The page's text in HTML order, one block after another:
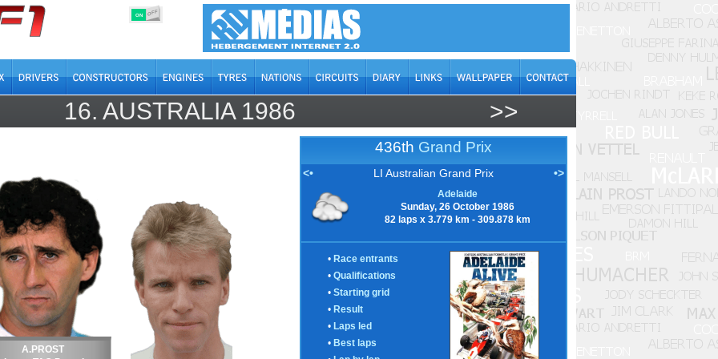
ON OFF
16. AUSTRALIA 1986 >>
A.PROST
436th Grand Prix
<• LI Australian Grand Prix •>
Adelaide
Sunday, 26 October 1986
82 laps x 3.779 km - 309.878 km
• Race entrants
• Qualifications
• Starting grid
• Result
• Laps led
• Best laps